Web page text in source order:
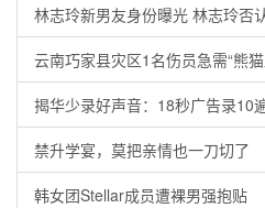
林志玲新男友身份曝光 林志玲否
云南巧家县灾区1名伤员急需“熊
揭华少录好声音：18秒广告录10
禁升学宴，莫把亲情也一刀切了
韩女团Stellar成员遭裸男强抱贴